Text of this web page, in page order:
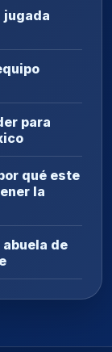
jugada
para
qué este
la
de